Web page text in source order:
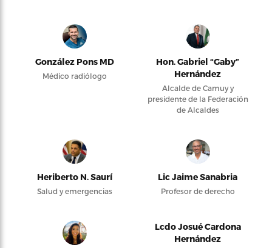
González Pons MD
Médico radiólogo
Hon. Gabriel “Gaby”
Hernández
Alcalde de Camuy y
presidente de la Federación
de Alcaldes
Heriberto N. Saurí
Salud y emergencias
Lic Jaime Sanabria
Profesor de derecho
Lcdo Josué Cardona
Hernández